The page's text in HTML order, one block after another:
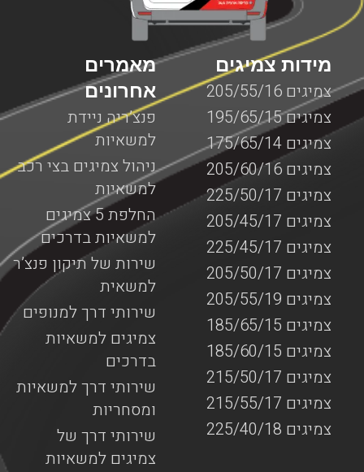
מאמרים
אחרונים
פנצ’ריה ניידת
למשאיות
ניהול צמיגים בצי רכב
למשאיות
החלפת 5 צמיגים
למשאיות בדרכים
שירות של תיקון פנצ’ר
למשאית
שירותי דרך למנופים
צמיגים למשאיות
בדרכים
שירותי דרך למשאיות
ומסחריות
שירותי דרך של
צמיגים למשאיות
מידות צמיגים
צמיגים 205/55/16
צמיגים 195/65/15
צמיגים 175/65/14
צמיגים 205/60/16
צמיגים 225/50/17
צמיגים 205/45/17
צמיגים 225/45/17
צמיגים 205/50/17
צמיגים 205/55/19
צמיגים 185/65/15
צמיגים 185/60/15
צמיגים 215/50/17
צמיגים 215/55/17
צמיגים 225/40/18